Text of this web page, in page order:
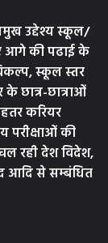
उद्देश्य स्कूल/
आगे की पढाई के
स्कूल स्तर
छात्र-छात्राओं
करियर
परीक्षाओं की
रही देश विदेश,
आदि से सम्बंधित